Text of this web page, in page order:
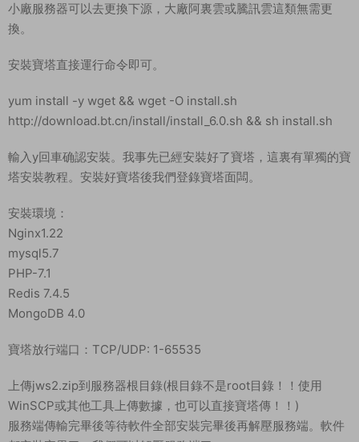
小廠服務器可以去更換下源，大廠阿裏雲或騰訊雲這類無需更
換。
安裝寶塔直接運行命令即可。
yum install -y wget && wget -O install.sh
http://download.bt.cn/install/install_6.0.sh && sh install.sh
輸入y回車确認安裝。我事先已經安裝好了寶塔，這裏有單獨的寶
塔安裝教程。安裝好寶塔後我們登錄寶塔面闆。
安裝環境：
Nginx1.22
mysql5.7
PHP-7.1
Redis 7.4.5
MongoDB 4.0
寶塔放行端口：TCP/UDP: 1-65535
上傳jws2.zip到服務器根目錄(根目錄不是root目錄！！使用
WinSCP或其他工具上傳數據，也可以直接寶塔傳！！)
服務端傳輸完畢後等待軟件全部安裝完畢後再解壓服務端。軟件